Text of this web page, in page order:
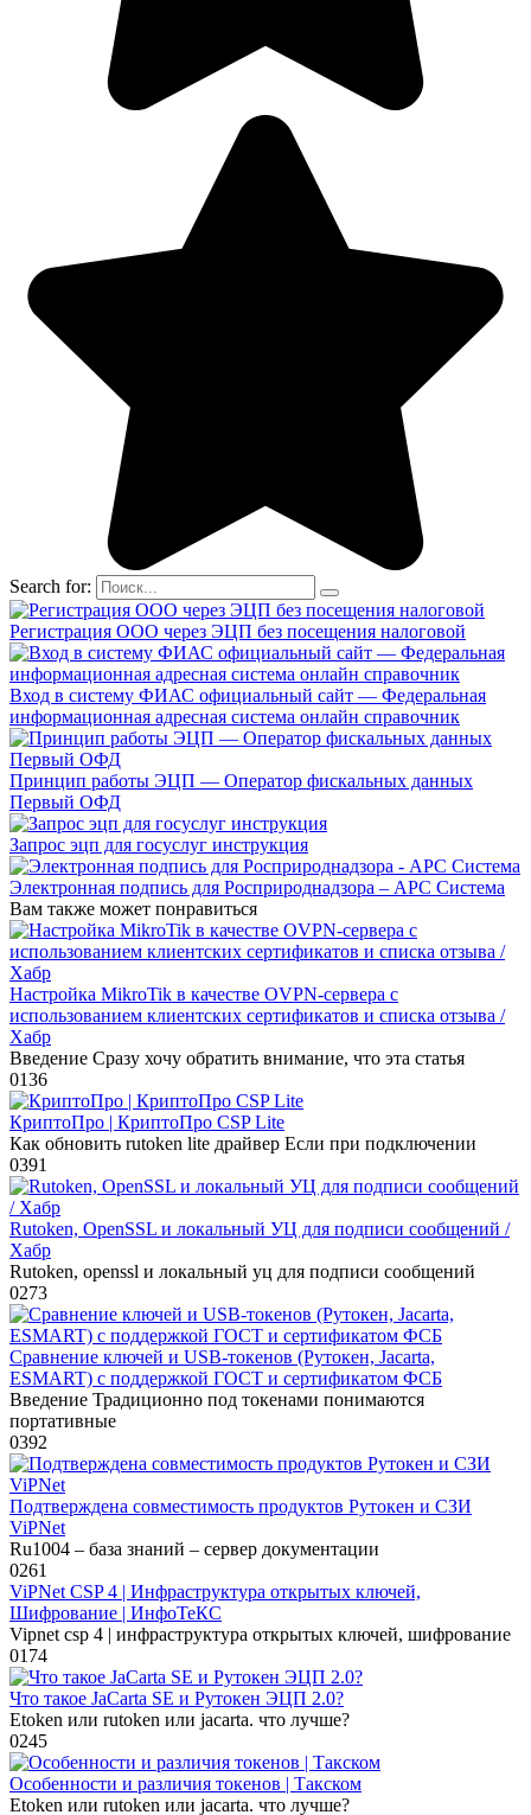
Search for:
Регистрация ООО через ЭЦП без посещения налоговой
Вход в систему ФИАС официальный сайт — Федеральная
информационная адресная система онлайн справочник
Принцип работы ЭЦП — Оператор фискальных данных
Первый ОФД
Запрос эцп для госуслуг инструкция
Электронная подпись для Росприроднадзора – АРС Система
Вам также может понравиться
Настройка MikroTik в качестве OVPN-сервера с
использованием клиентских сертификатов и списка отзыва /
Хабр
Введение Сразу хочу обратить внимание, что эта статья
0136
КриптоПро | КриптоПро CSP Lite
Как обновить rutoken lite драйвер Если при подключении
0391
Rutoken, OpenSSL и локальный УЦ для подписи сообщений /
Хабр
Rutoken, openssl и локальный уц для подписи сообщений
0273
Сравнение ключей и USB-токенов (Рутокен, Jacarta,
ESMART) с поддержкой ГОСТ и сертификатом ФСБ
Введение Традиционно под токенами понимаются
портативные
0392
Подтверждена совместимость продуктов Рутокен и СЗИ
ViPNet
Ru1004 – база знаний – сервер документации
0261
ViPNet CSP 4 | Инфраструктура открытых ключей,
Шифрование | ИнфоТеКС
Vipnet csp 4 | инфраструктура открытых ключей, шифрование
0174
Что такое JaCarta SE и Рутокен ЭЦП 2.0?
Etoken или rutoken или jacarta. что лучше?
0245
Особенности и различия токенов | Такском
Etoken или rutoken или jacarta. что лучше?